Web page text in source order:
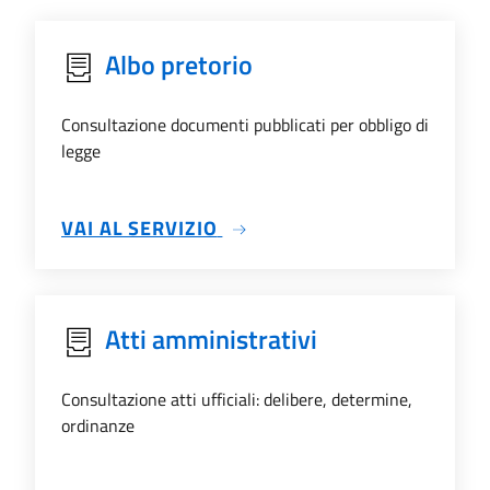
Albo pretorio
Consultazione documenti pubblicati per obbligo di
legge
VAI AL SERVIZIO SU ALBO PRETORIO
Atti amministrativi
Consultazione atti ufficiali: delibere, determine,
ordinanze